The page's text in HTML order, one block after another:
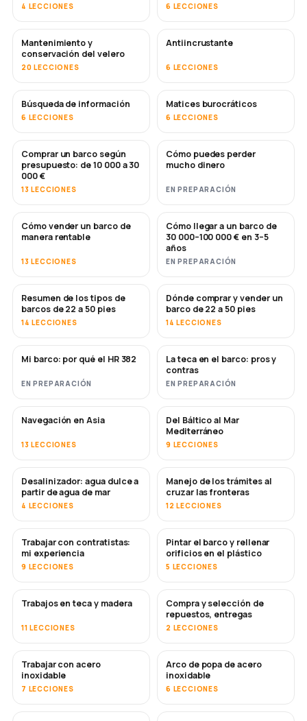
4 LECCIONES 6 LECCIONES
Mantenimiento y
conservación del velero
20 LECCIONES
PRONTO
Antiincrustante
6 LECCIONES
Búsqueda de información
6 LECCIONES
Matices burocráticos
6 LECCIONES
PRONTO
Comprar un barco según
presupuesto: de 10 000 a 30
000 €
13 LECCIONES
PRONTO
Cómo puedes perder
mucho dinero
EN PREPARACIÓN
NUEVO
Cómo vender un barco de
manera rentable
13 LECCIONES
NUEVO
Cómo llegar a un barco de
30 000–100 000 € en 3–5
años
EN PREPARACIÓN
PRONTO
Resumen de los tipos de
barcos de 22 a 50 pies
14 LECCIONES
PRONTO
Dónde comprar y vender un
barco de 22 a 50 pies
14 LECCIONES
PRONTO
Mi barco: por qué el HR 382
EN PREPARACIÓN
PRONTO
La teca en el barco: pros y
contras
EN PREPARACIÓN
PRONTO
Navegación en Asia
13 LECCIONES
PRONTO
Del Báltico al Mar
Mediterráneo
9 LECCIONES
PRONTO
Desalinizador: agua dulce a
partir de agua de mar
4 LECCIONES
Manejo de los trámites al
cruzar las fronteras
12 LECCIONES
PRONTO
Trabajar con contratistas:
mi experiencia
9 LECCIONES
PRONTO
Pintar el barco y rellenar
orificios en el plástico
5 LECCIONES
Trabajos en teca y madera
11 LECCIONES
PRONTO
Compra y selección de
repuestos, entregas
2 LECCIONES
PRONTO
Trabajar con acero
inoxidable
7 LECCIONES
Arco de popa de acero
inoxidable
6 LECCIONES